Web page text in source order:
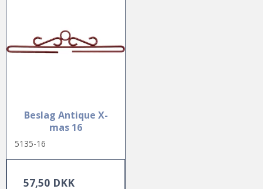
Beslag Antique X-
mas 16
5135-16
57,50 DKK